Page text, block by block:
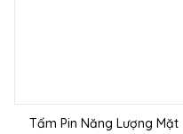
Tấm Pin Năng Lượng Mặt